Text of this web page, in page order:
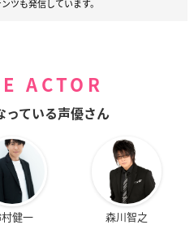
ツも発信しています。
ACTOR
っている声優さん
健一 森川智之